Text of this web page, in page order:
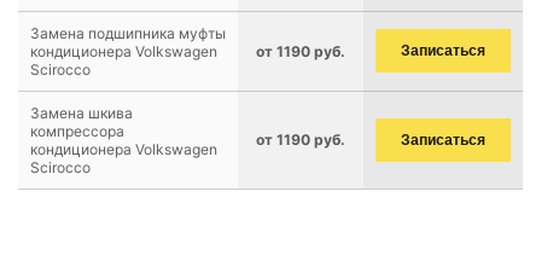
Замена подшипника муфты
кондиционера Volkswagen
Scirocco
от 1190 руб. Записаться
Замена шкива
компрессора
кондиционера Volkswagen
Scirocco
от 1190 руб. Записаться